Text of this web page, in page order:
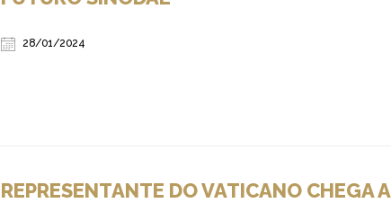
28/01/2024
REPRESENTANTE DO VATICANO CHEGA A